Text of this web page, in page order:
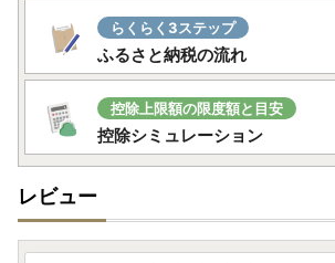
等に誤りがないかよくご確認の上、申込を
す。
〇アイリスオーヤマ製品について
・お礼の品をメーカーから直送しているた
日・店舗等の記載はしておりません。か
ーカー保証の期間については、
ります。
また、開封・未使用であっても、メーカ
らくらく3ステップ
ふるさと納税の流れ
控除上限額の限度額と目安
控除シミュレーション
レビュー